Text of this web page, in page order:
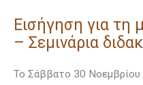
Εισήγηση για τη
– Σεμινάρια
Το Σάββατο 30